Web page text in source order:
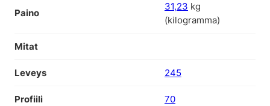
Paino
31,23 kg
(kilogramma)
Mitat
Leveys 245
Profiili 70